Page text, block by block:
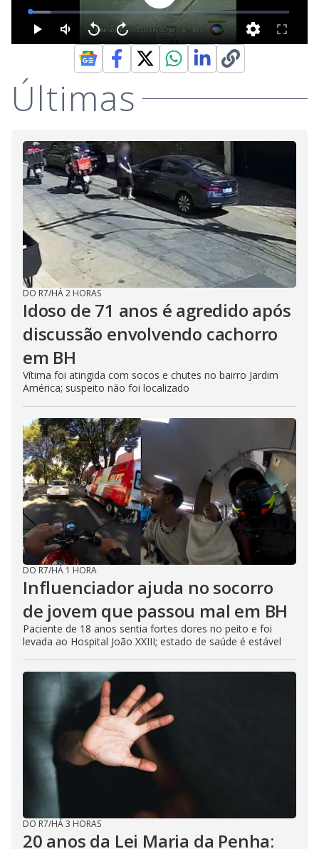
Últimas
DO R7/HÁ 2 HORAS
Idoso de 71 anos é agredido após
discussão envolvendo cachorro
em BH
Vítima foi atingida com socos e chutes no bairro Jardim
América; suspeito não foi localizado
DO R7/HÁ 1 HORA
Influenciador ajuda no socorro
de jovem que passou mal em BH
Paciente de 18 anos sentia fortes dores no peito e foi
levada ao Hospital João XXIII; estado de saúde é estável
DO R7/HÁ 3 HORAS
20 anos da Lei Maria da Penha: